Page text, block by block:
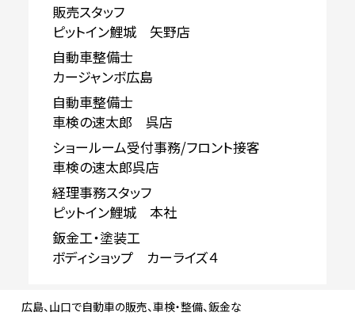
販売スタッフ
ピットイン鯉城 矢野店
自動車整備士
カージャンボ広島
自動車整備士
車検の速太郎 呉店
ショールーム受付事務/フロント接客
車検の速太郎呉店
経理事務スタッフ
ピットイン鯉城 本社
鈑金工・塗装工
ボディショップ カーライズ４
広島、山口で自動車の販売、車検・整備、鈑金な